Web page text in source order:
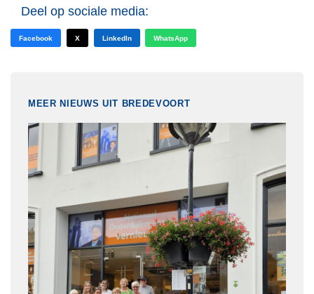
Deel op sociale media:
Facebook X LinkedIn WhatsApp
MEER NIEUWS UIT BREDEVOORT